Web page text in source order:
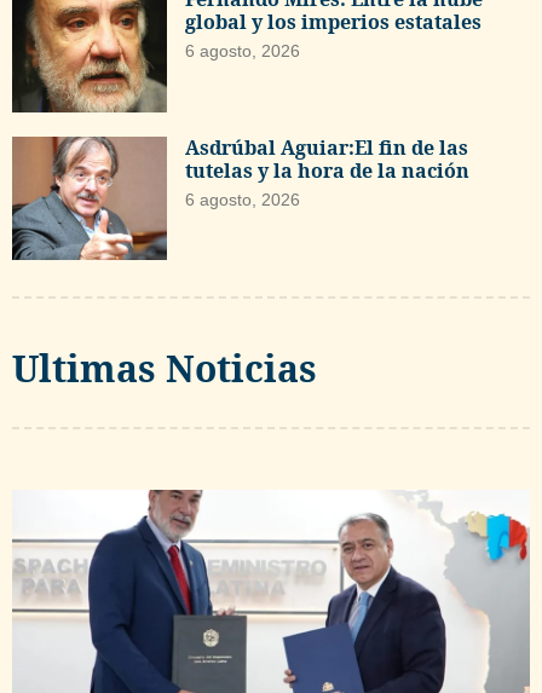
global y los imperios estatales
6 agosto, 2026
Asdrúbal Aguiar:El fin de las
tutelas y la hora de la nación
6 agosto, 2026
Ultimas Noticias